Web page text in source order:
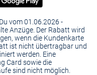
vom 01.06.2026 -
Anzüge. Der Rabatt wird
wenn die Kundenkarte
ist nicht übertragbar und
werden. Eine
Card sowie die
sind nicht möglich.